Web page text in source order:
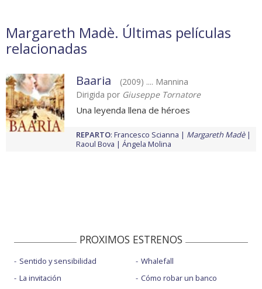
Margareth Madè. Últimas películas
relacionadas
Baaria
(2009) .... Mannina
Dirigida por Giuseppe Tornatore
Una leyenda llena de héroes
REPARTO: Francesco Scianna
Margareth Madè
Raoul Bova
Ángela Molina
PROXIMOS ESTRENOS
Sentido y sensibilidad
La invitación
Whalefall
Cómo robar un banco